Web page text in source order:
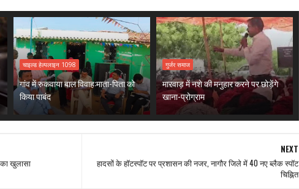
चाइल्ड हेल्पलाइन 1098
गांव में रुकवाया बाल विवाह:माता-पिता को
किया पाबंद
गुर्जर समाज
मारवाड़ में नशे की मनुहार करने पर छोड़ेंगे
खाना-प्रोग्राम
NEXT
हादसों के हॉटस्पॉट पर प्रशासन की नजर, नागौर जिले में 40 नए ब्लैक स्पॉट
चिह्नित
का खुलासा